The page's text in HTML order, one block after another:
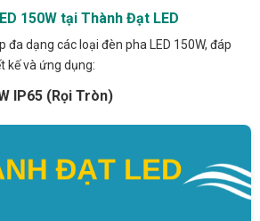
150W tại Thành Đạt LED
đa dạng các loại đèn pha LED 150W, đáp
kế và ứng dụng:
IP65 (Rọi Tròn)